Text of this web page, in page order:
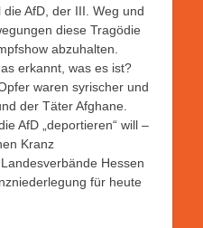
AfD, der III. Weg und
diese Tragödie
abzuhalten.
erkannt, was es ist?
waren syrischer und
der Täter Afghane.
AfD „deportieren“ will –
Kranz
Hessen
für heute